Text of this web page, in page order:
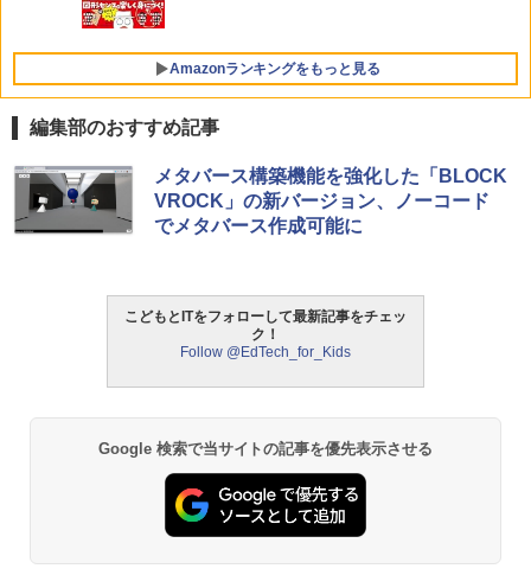
Amazonランキングをもっと見る
1
Amazon Fire HD 10 キッズモデル (10イ
ンチ) ピンク 対象年齢3歳から 数千点の
キッズコンテンツが1年間使い放題
パイロット スイスイおえかき for Study
何回も書ける! れんしゅうボード ひらが
な・カタカナ・すうじ・ABC 3歳以上 知
￥2,073
【くもん出版公式特別セット】くもん出
1
タッチペンで音が聞ける!はじめてずかん
1000 英語つき ([バラエティ])
￥5,478
中学英語をもう一度ひとつひとつわかり
やすく。改訂版
仮面ライダー 改造人間 限定ケース版
￥4,290
1
ThinkFun ボードゲーム 「サーキット・
メイズ」 配線回路をプログラミングする
日本語説明書付 8歳~ 76341 誕生日 クリ
スマス
モルカ: 原子・分子に強くなるカードゲ
ーム
物理実験モデル楽器電磁気教材を教える
ダルトンボード/ゴルトンボード物理学、
編集部のおすすめ記事
メタバース構築機能を強化した「BLOCK
VROCK」の新バージョン、ノーコード
でメタバース作成可能に
こどもとITをフォローして最新記事をチェッ
ク！
Follow @EdTech_for_Kids
Google 検索で当サイトの記事を優先表示させる